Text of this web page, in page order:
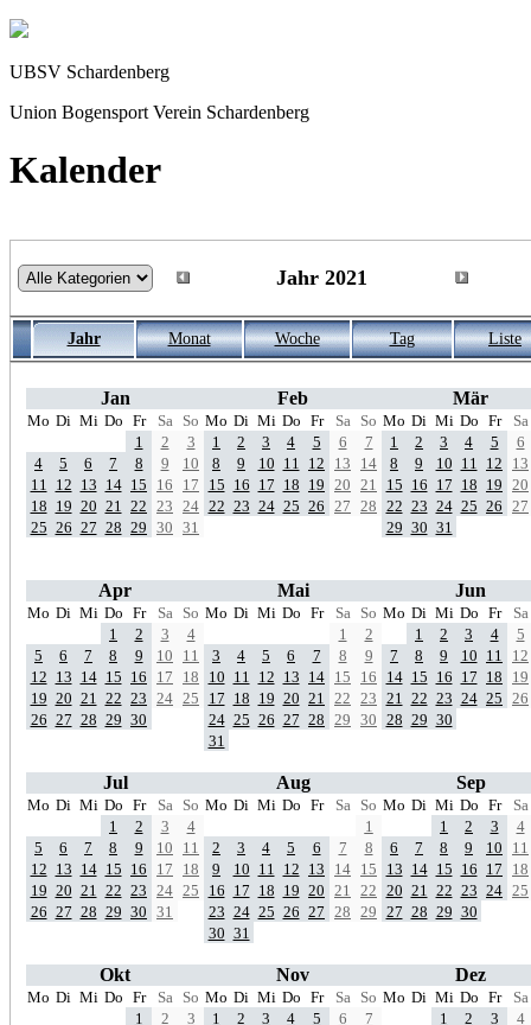
UBSV Schardenberg
Union Bogensport Verein Schardenberg
Kalender
Jahr 2021
Jahr Monat Woche Tag Liste
Jan
Mo Di Mi Do Fr Sa
So
1
2
3
4
5 6 7 8 9
10
11
12 13 14 15 16
17
18 19 20 21 22 23
24
25 26 27 28 29 30 31
Feb
Mo Di Mi Do Fr Sa
So
1
2 3 4 5 6
7
8
9 10 11 12 13
14
15 16 17 18 19 20
21
22 23 24 25 26 27 28
Mär
Mo Di Mi Do Fr
Sa
1
2 3 4 5
6
8
9 10 11 12
13
15 16 17 18 19
20
22 23 24 25 26
27
29 30 31
Apr
Mo Di Mi Do Fr Sa
So
1
2 3
4
5
6 7 8 9 10
11
12 13 14 15 16 17
18
19 20 21 22 23 24 25
26 27 28 29 30
Mai
Mo Di Mi Do Fr Sa
So
1
2
3
4 5 6 7 8
9
10 11 12 13 14 15
16
17 18 19 20 21 22
23
24 25 26 27 28 29 30
31
Jun
Mo Di Mi Do Fr
Sa
1
2 3 4
5
7
8 9 10 11
12
14 15 16 17 18
19
21
22 23 24 25
26
28 29 30
Jul
Mo Di Mi Do Fr Sa
So
1
2 3
4
5
6 7 8 9 10
11
12 13 14 15 16 17
18
19 20 21 22 23 24 25
26 27 28 29 30 31
Aug
Mo Di Mi Do Fr Sa
So
1
2
3 4 5 6 7
8
9
10 11 12 13 14 15
16 17 18 19 20 21
22
23 24 25 26 27 28
29
30 31
Sep
Mo Di Mi Do Fr
Sa
1
2 3
4
6
7 8 9 10
11
13 14 15 16 17
18
20 21 22 23 24 25
27 28 29 30
Okt
Mo Di Mi Do Fr Sa
So
1
2
3
Nov
Mo Di Mi Do Fr Sa
So
1
2 3 4 5 6
7
Dez
Mo Di Mi Do Fr
Sa
1
2 3
4